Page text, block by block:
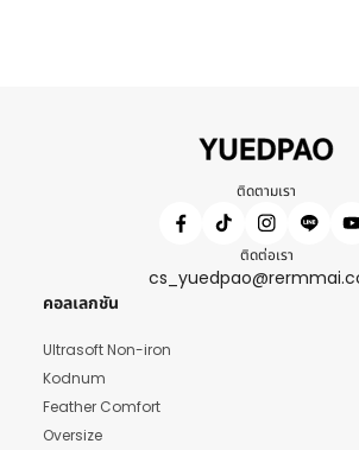
ติดตามเรา
ติดต่อเรา
คอลเลกชัน
Ultrasoft Non-iron
Kodnum
Feather Comfort
Oversize